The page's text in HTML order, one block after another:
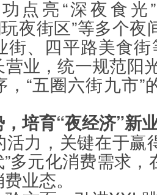
点亮“深夜食光
夜街区”等多个
街、四平路美食
营业，统一规范阳
“五圈六街九市”
培育“夜经济”新
力，关键在于赢
”多元化消费需求
业态。